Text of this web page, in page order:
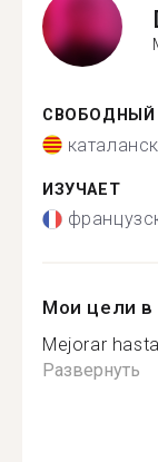
СВОБОДНЫЙ
ИЗУЧАЕТ
Мои цели в
Mejorar
Развернуть